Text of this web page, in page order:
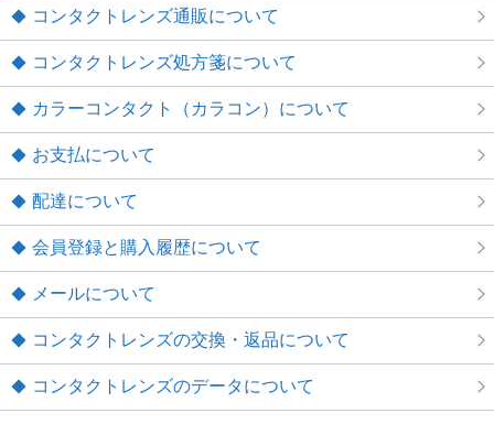
コンタクトレンズ通販について
コンタクトレンズ処方箋について
カラーコンタクト（カラコン）について
お支払について
配達について
会員登録と購入履歴について
メールについて
コンタクトレンズの交換・返品について
コンタクトレンズのデータについて